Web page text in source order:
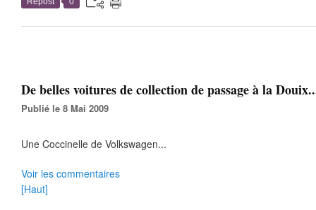
De belles voitures de collection de passage à la
Publié le 8 Mai 2009
Une Coccinelle de Volkswagen...
Voir les commentaires
[Haut]